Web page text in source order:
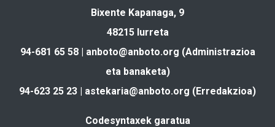
Bixente Kapanaga, 9
48215 Iurreta
94-681 65 58 | anboto@anboto.org (Administrazioa
eta banaketa)
94-623 25 23 | astekaria@anboto.org (Erredakzioa)
Codesyntaxek garatua